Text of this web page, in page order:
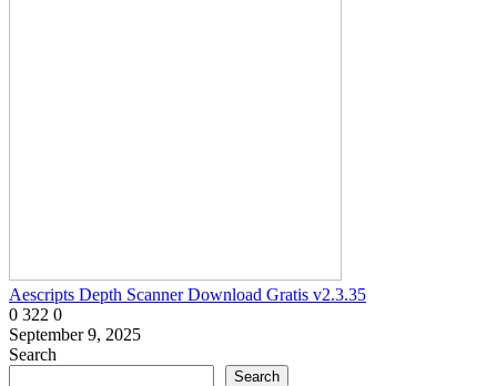
Aescripts Depth Scanner Download Gratis v2.3.35
0 322 0
September 9, 2025
Search
Search